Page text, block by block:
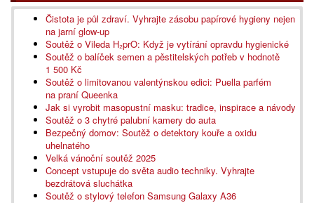
Čistota je půl zdraví. Vyhrajte zásobu papírové hygieny nejen
na jarní glow-up
Soutěž o Vileda H₂prO: Když je vytírání opravdu hygienické
Soutěž o balíček semen a pěstitelských potřeb v hodnotě
1 500 Kč
Soutěž o limitovanou valentýnskou edici: Puella parfém
na praní Queenka
Jak si vyrobit masopustní masku: tradice, inspirace a návody
Soutěž o 3 chytré palubní kamery do auta
Bezpečný domov: Soutěž o detektory kouře a oxidu
uhelnatého
Velká vánoční soutěž 2025
Concept vstupuje do světa audio techniky. Vyhrajte
bezdrátová sluchátka
Soutěž o stylový telefon Samsung Galaxy A36